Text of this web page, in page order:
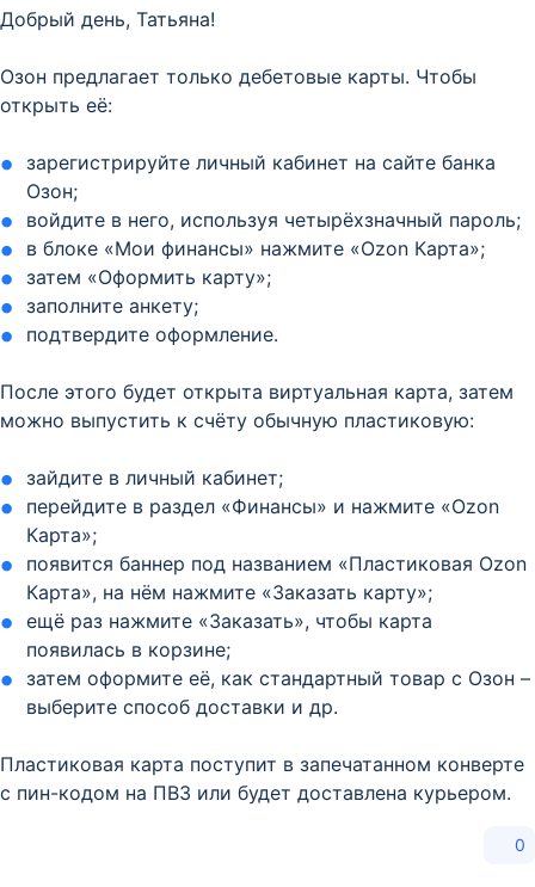
Добрый день, Татьяна!
Озон предлагает только дебетовые карты. Чтобы
открыть её:
зарегистрируйте личный кабинет на сайте банка
Озон;
войдите в него, используя четырёхзначный пароль;
в блоке «Мои финансы» нажмите «Ozon Карта»;
затем «Оформить карту»;
заполните анкету;
подтвердите оформление.
После этого будет открыта виртуальная карта, затем
можно выпустить к счёту обычную пластиковую:
зайдите в личный кабинет;
перейдите в раздел «Финансы» и нажмите «Ozon
Карта»;
появится баннер под названием «Пластиковая Ozon
Карта», на нём нажмите «Заказать карту»;
ещё раз нажмите «Заказать», чтобы карта
появилась в корзине;
затем оформите её, как стандартный товар с Озон –
выберите способ доставки и др.
Пластиковая карта поступит в запечатанном конверте
с пин-кодом на ПВЗ или будет доставлена курьером.
0